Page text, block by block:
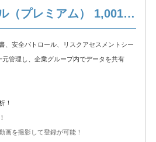
安全情報ポータル（プレミアム） 1,001名以上
、安全パトロール、リスクアセスメントシー
元管理し、企業グループ内でデータを共有
！
画を撮影して登録が可能！